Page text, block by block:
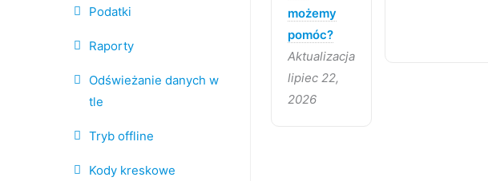
Podatki
Raporty
Odświeżanie danych w
tle
Tryb offline
Kody kreskowe
możemy
pomóc?
Aktualizacja
lipiec 22,
2026